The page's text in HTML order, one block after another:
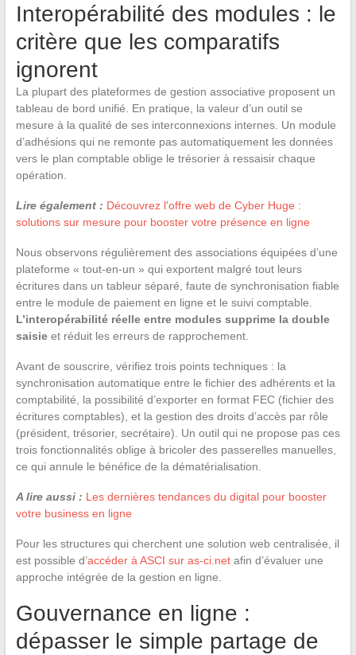
Interopérabilité des modules : le
critère que les comparatifs
ignorent
La plupart des plateformes de gestion associative proposent un
tableau de bord unifié. En pratique, la valeur d’un outil se
mesure à la qualité de ses interconnexions internes. Un module
d’adhésions qui ne remonte pas automatiquement les données
vers le plan comptable oblige le trésorier à ressaisir chaque
opération.
Lire également : Découvrez l'offre web de Cyber Huge :
solutions sur mesure pour booster votre présence en ligne
Nous observons régulièrement des associations équipées d’une
plateforme « tout-en-un » qui exportent malgré tout leurs
écritures dans un tableur séparé, faute de synchronisation fiable
entre le module de paiement en ligne et le suivi comptable.
L’interopérabilité réelle entre modules supprime la double
saisieet réduit les erreurs de rapprochement.
Avant de souscrire, vérifiez trois points techniques : la
synchronisation automatique entre le fichier des adhérents et la
comptabilité, la possibilité d’exporter en format FEC (fichier des
écritures comptables), et la gestion des droits d’accès par rôle
(président, trésorier, secrétaire). Un outil qui ne propose pas ces
trois fonctionnalités oblige à bricoler des passerelles manuelles,
ce qui annule le bénéfice de la dématérialisation.
A lire aussi : Les dernières tendances du digital pour booster
votre business en ligne
Pour les structures qui cherchent une solution web centralisée, il
est possible d’accéder à ASCI sur as-ci.netafin d’évaluer une
approche intégrée de la gestion en ligne.
Gouvernance en ligne :
dépasser le simple partage de